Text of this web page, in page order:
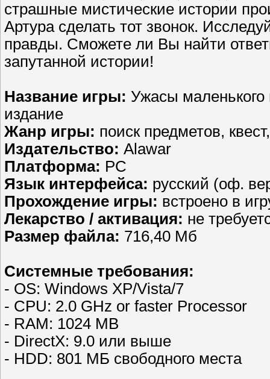
страшные мистические истории
Артура сделать тот звонок.
правды. Сможете ли Вы найти
запутанной истории!
Название игры: Ужасы маленького
издание
Жанр игры: поиск предметов,
Издательство: Alawar
Платформа: PC
Язык интерфейса: русский (оф.
Прохождение игры: встроено в
Лекарство / активация: не
Размер файла: 716,40 Мб
Системные требования:
- OS: Windows XP/Vista/7
- CPU: 2.0 GHz or faster Processor
- RAM: 1024 MB
- DirectX: 9.0 или выше
- HDD: 801 МБ свободного места